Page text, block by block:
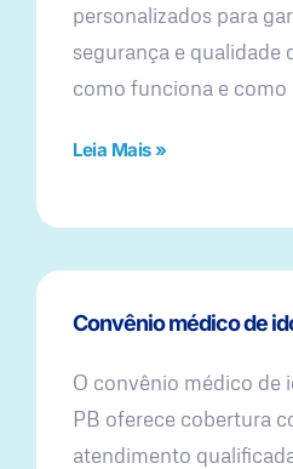
personalizados para
segurança e qualidade
como funciona e como
Leia Mais »
Convênio médico de
O convênio médico de
PB oferece cobertura
atendimento